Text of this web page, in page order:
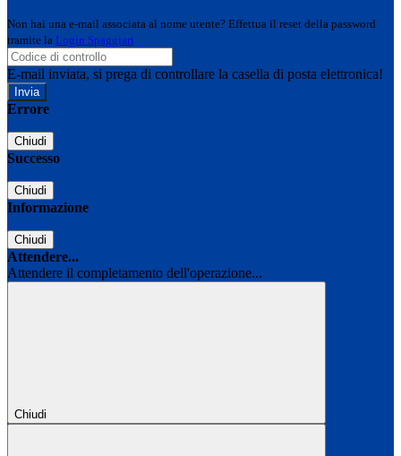
Non hai una e-mail associata al nome utente? Effettua il reset della password
tramite la Login Spaggiari
E-mail inviata, si prega di controllare la casella di posta elettronica!
Errore
Chiudi
Successo
Chiudi
Informazione
Chiudi
Attendere...
Attendere il completamento dell'operazione...
Chiudi